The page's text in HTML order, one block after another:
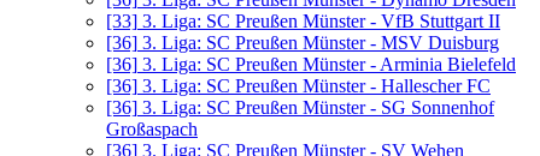
[33] 3. Liga: SC Preußen Münster - VfB Stuttgart II
[36] 3. Liga: SC Preußen Münster - MSV Duisburg
[36] 3. Liga: SC Preußen Münster - Arminia Bielefeld
[36] 3. Liga: SC Preußen Münster - Hallescher FC
[36] 3. Liga: SC Preußen Münster - SG Sonnenhof
Großaspach
[36] 3. Liga: SC Preußen Münster - SV Wehen